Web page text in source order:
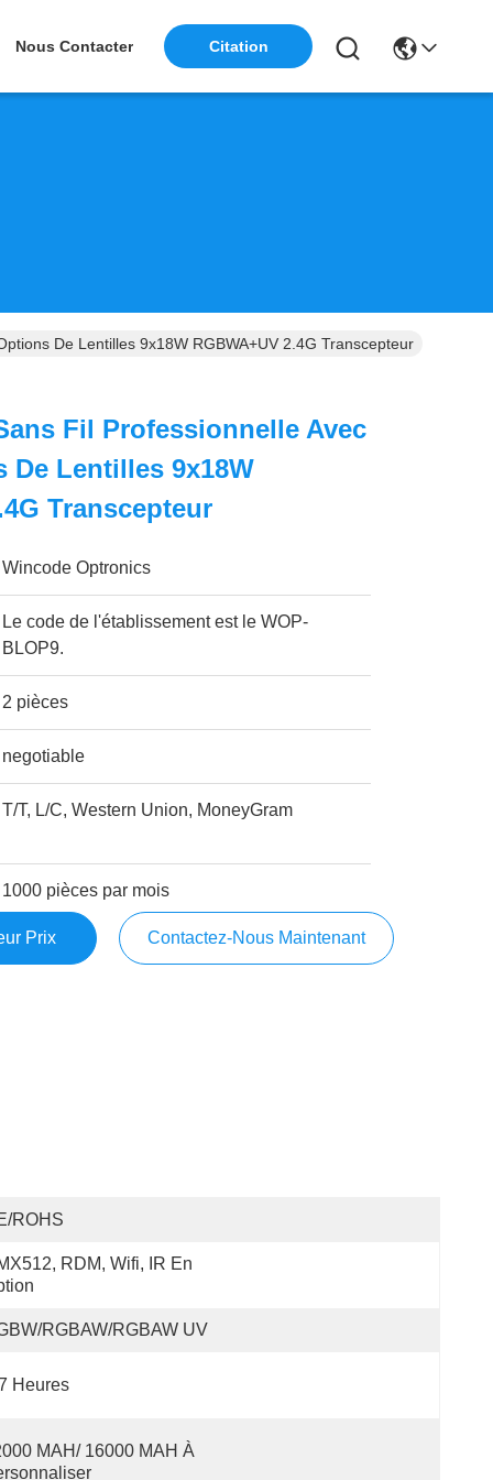
Nous Contacter Citation
De Lentilles 9x18W RGBWA+UV 2.4G Transcepteur
Fil Professionnelle Avec
De Lentilles 9x18W
Transcepteur
Wincode Optronics
Le code de l'établissement est le WOP-
BLOP9.
2 pièces
negotiable
T/T, L/C, Western Union, MoneyGram
1000 pièces par mois
Prix Contactez-Nous Maintenant
ROHS
RDM, Wifi, IR En
RGBAW/RGBAW UV
Heures
MAH/ 16000 MAH À